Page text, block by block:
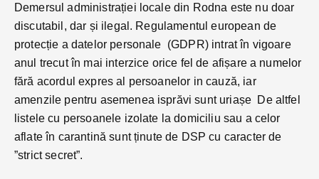
Demersul administrației locale din Rodna este nu doar
discutabil, dar și ilegal. Regulamentul european de
protecție a datelor personale (GDPR) intrat în vigoare
anul trecut în mai interzice orice fel de afișare a numelor
fără acordul expres al persoanelor in cauză, iar
amenzile pentru asemenea isprăvi sunt uriașe De altfel
listele cu persoanele izolate la domiciliu sau a celor
aflate în carantină sunt ținute de DSP cu caracter de
”strict secret”.